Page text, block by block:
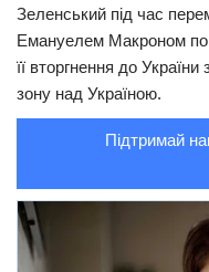
Суспільство
Культура
Шоу-біз
Зеленський під час
Емануелем Макроном
її вторгнення до
зону над Україною.
Підтримай